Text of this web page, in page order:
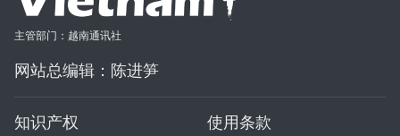
主管部门：越南通讯社
网站总编辑：陈进笋
知识产权
使用条款